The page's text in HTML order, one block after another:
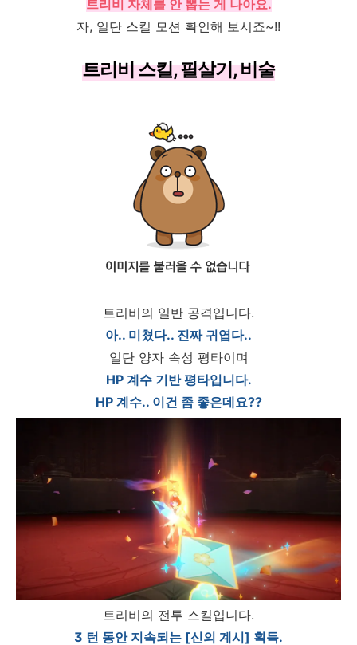
트리비 자체를 안 뽑는 게 나아요.
자, 일단 스킬 모션 확인해 보시죠~!!
트리비 스킬, 필살기, 비술
트리비의 일반 공격입니다.
아.. 미쳤다.. 진짜 귀엽다..
일단 양자 속성 평타이며
HP 계수 기반 평타입니다.
HP 계수.. 이건 좀 좋은데요??
트리비의 전투 스킬입니다.
3 턴 동안 지속되는 [신의 계시] 획득.